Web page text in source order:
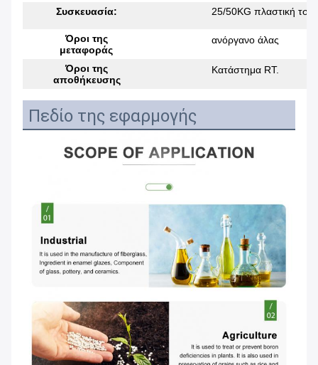
Συσκευασία:
25/50KG πλαστική
Όροι της
μεταφοράς
ανόργανο άλας
Όροι της
αποθήκευσης
Κατάστημα RT.
Πεδίο της εφαρμογής